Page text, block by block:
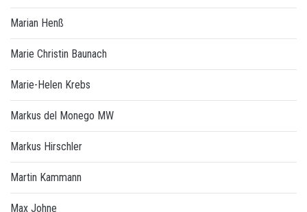
Marian Henß
Marie Christin Baunach
Marie-Helen Krebs
Markus del Monego MW
Markus Hirschler
Martin Kammann
Max Johne